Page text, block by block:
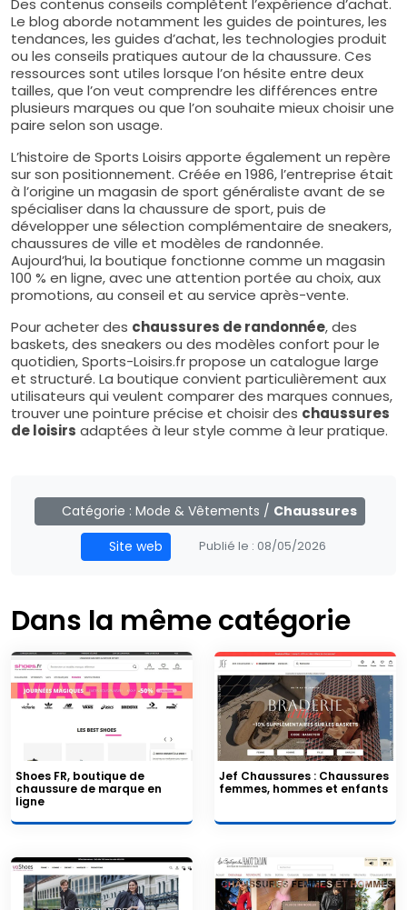
Le blog aborde notamment les guides de pointures, les
tendances, les guides d’achat, les technologies produit
ou les conseils pratiques autour de la chaussure. Ces
ressources sont utiles lorsque l’on hésite entre deux
tailles, que l’on veut comprendre les différences entre
plusieurs marques ou que l’on souhaite mieux choisir une
paire selon son usage.
L’histoire de Sports Loisirs apporte également un repère
sur son positionnement. Créée en 1986, l’entreprise était
à l’origine un magasin de sport généraliste avant de se
spécialiser dans la chaussure de sport, puis de
développer une sélection complémentaire de sneakers,
chaussures de ville et modèles de randonnée.
Aujourd’hui, la boutique fonctionne comme un magasin
100 % en ligne, avec une attention portée au choix, aux
promotions, au conseil et au service après-vente.
Pour acheter des chaussures de randonnée, des
baskets, des sneakers ou des modèles confort pour le
quotidien, Sports-Loisirs.fr propose un catalogue large
et structuré. La boutique convient particulièrement aux
utilisateurs qui veulent comparer des marques connues,
trouver une pointure précise et choisir des chaussures
de loisirs adaptées à leur style comme à leur pratique.
Catégorie :Mode & Vêtements / Chaussures
Site web
Publié le : 08/05/2026
Dans la même catégorie
Shoes FR, boutique de
chaussure de marque en
ligne
Jef Chaussures : Chaussures
femmes, hommes et enfants